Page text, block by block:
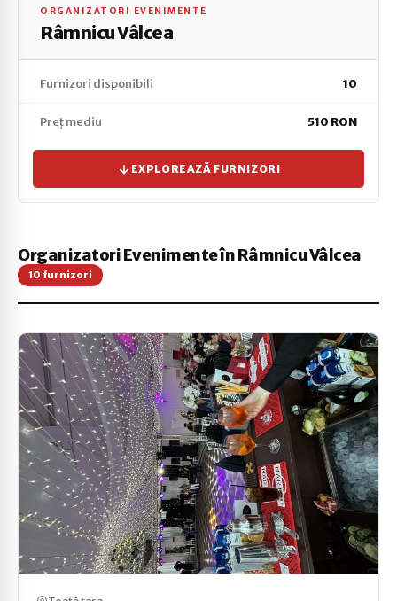
ORGANIZATORI EVENIMENTE
Râmnicu Vâlcea
Furnizori disponibili 10
Preț mediu 510 RON
EXPLOREAZĂ FURNIZORI
Organizatori Evenimente în Râmnicu Vâlcea
10 furnizori